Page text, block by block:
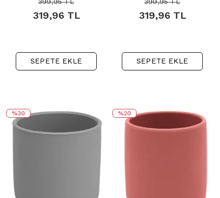
319,96 TL
SEPETE EKLE
319,96 TL
SEPETE EKLE
%30 %20